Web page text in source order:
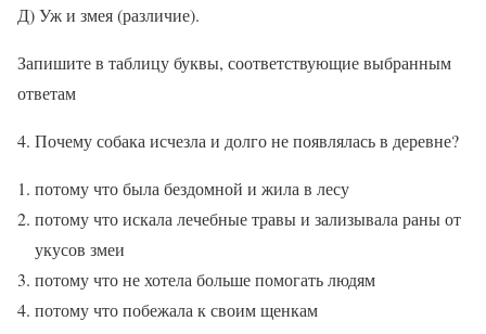
Д) Уж и змея (различие).
Запишите в таблицу буквы, соответствующие выбранным
ответам
4. Почему собака исчезла и долго не появлялась в деревне?
потому что была бездомной и жила в лесу
потому что искала лечебные травы и зализывала раны от
укусов змеи
потому что не хотела больше помогать людям
потому что побежала к своим щенкам